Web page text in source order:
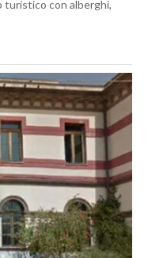
turistico con alberghi,